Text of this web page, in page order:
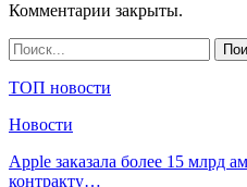
Комментарии закрыты.
ТОП новости
Новости
Apple заказала более 15 млрд
контракту…